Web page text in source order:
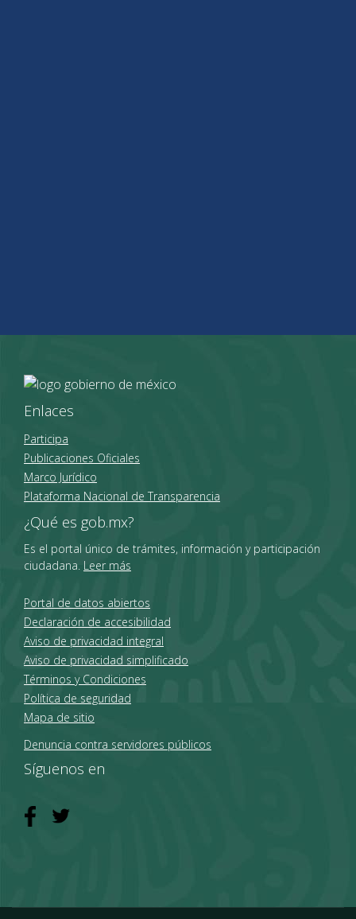
Enlaces
Participa
Publicaciones Oficiales
Marco Jurídico
Plataforma Nacional de Transparencia
¿Qué es gob.mx?
Es el portal único de trámites, información y participación
ciudadana. Leer más
Portal de datos abiertos
Declaración de accesibilidad
Aviso de privacidad integral
Aviso de privacidad simplificado
Términos y Condiciones
Política de seguridad
Mapa de sitio
Denuncia contra servidores públicos
Síguenos en